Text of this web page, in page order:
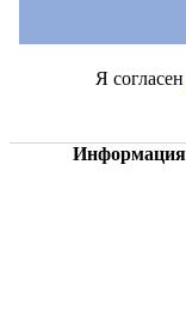
Информация
Я согласен